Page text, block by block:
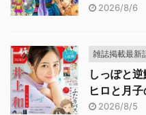
2026/8/6
雑誌掲載最新
しっぽと
ヒロと月
2026/8/5